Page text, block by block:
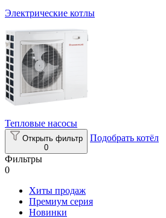
Электрические котлы
Тепловые насосы
Открыть фильтр
0
Подобрать котёл
Фильтры
0
Хиты продаж
Премиум серия
Новинки